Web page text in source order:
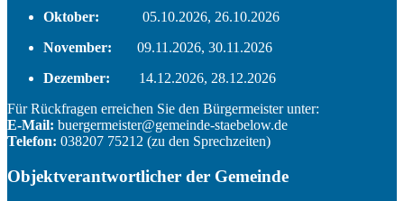
Oktober: 05.10.2026, 26.10.2026
November: 09.11.2026, 30.11.2026
Dezember: 14.12.2026, 28.12.2026
Für Rückfragen erreichen Sie den Bürgermeister unter:
E-Mail: buergermeister@gemeinde-staebelow.de
Telefon: 038207 75212 (zu den Sprechzeiten)
Objektverantwortlicher der Gemeinde